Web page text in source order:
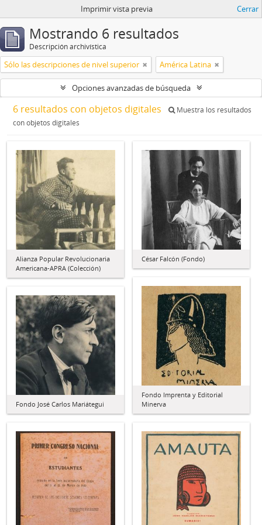
Imprimir vista previa Cerrar
Mostrando 6 resultados
Descripción archivística
Sólo las descripciones de nivel superior América Latina
Opciones avanzadas de búsqueda
6 resultados con objetos digitales
Muestra los resultados
con objetos digitales
Alianza Popular Revolucionaria
Americana-APRA (Colección)
César Falcón (Fondo)
Fondo Imprenta y Editorial
Minerva
Fondo José Carlos Mariátegui